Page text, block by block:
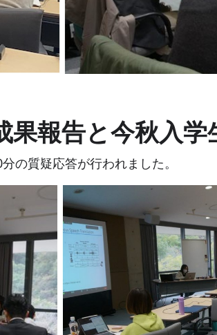
報告と今秋入
の質疑応答が行われました。